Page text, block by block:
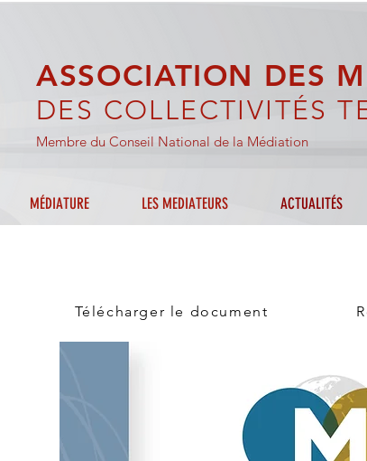
ASSOCIATION DES
DES COLLECTIVITÉS
Membre du Conseil National de la Médiation
MÉDIATURE LES MEDIATEURS ACTUALITÉS
Télécharger le document